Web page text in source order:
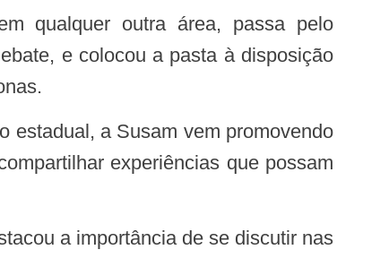
e colocou a pasta à disposição
experiências que possam